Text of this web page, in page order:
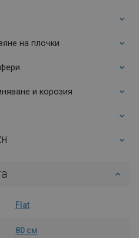
на плочки
и корозия
Flat
80 см